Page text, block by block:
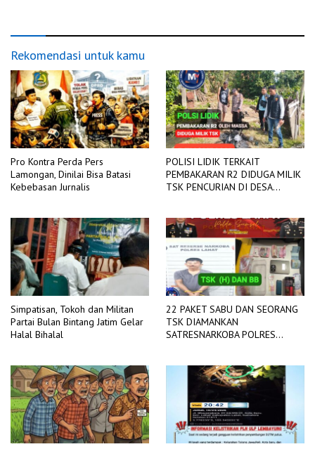
Rekomendasi untuk kamu
Pro Kontra Perda Pers
Lamongan, Dinilai Bisa Batasi
Kebebasan Jurnalis
POLISI LIDIK TERKAIT
PEMBAKARAN R2 DIDUGA MILIK
TSK PENCURIAN DI DESA
Simpatisan, Tokoh dan Militan
Partai Bulan Bintang Jatim Gelar
Halal Bihalal
22 PAKET SABU DAN SEORANG
TSK DIAMANKAN
SATRESNARKOBA POLRES